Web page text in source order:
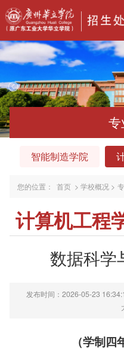
智能制造学院
您的位置： 首页 > 学校概况 >
计算机工程
数据科学
发布时间：2026-05-23
（学制四